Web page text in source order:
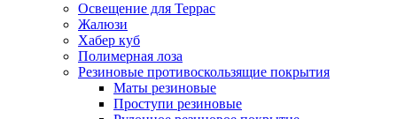
Освещение для Террас
Жалюзи
Хабер куб
Полимерная лоза
Резиновые противоскользящие покрытия
Маты резиновые
Проступи резиновые